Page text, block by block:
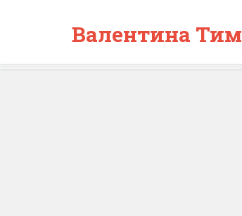
Валентина Тим